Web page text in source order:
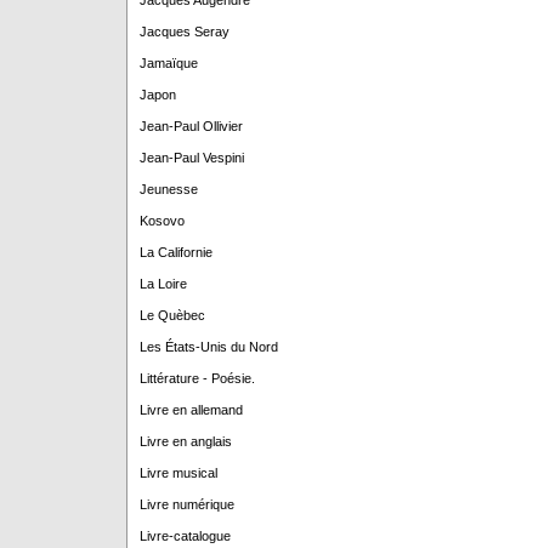
Jacques Seray
Jamaïque
Japon
Jean-Paul Ollivier
Jean-Paul Vespini
Jeunesse
Kosovo
La Californie
La Loire
Le Quèbec
Les États-Unis du Nord
Littérature - Poésie.
Livre en allemand
Livre en anglais
Livre musical
Livre numérique
Livre-catalogue